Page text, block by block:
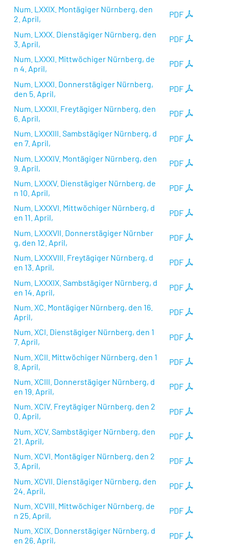
PDF
Num. LXXIX. Montägiger Nürnberg, den
2. April,
PDF
Num. LXXX. Dienstägiger Nürnberg, den
3. April,
PDF
Num. LXXXI. Mittwöchiger Nürnberg, de
n 4. April,
PDF
Num. LXXXI. Donnerstägiger Nürnberg,
den 5. April,
PDF
Num. LXXXII. Freytägiger Nürnberg, den
6. April,
PDF
Num. LXXXIII. Sambstägiger Nürnberg, d
en 7. April,
PDF
Num. LXXXIV. Montägiger Nürnberg, den
9. April,
PDF
Num. LXXXV. Dienstägiger Nürnberg, de
n 10. April,
PDF
Num. LXXXVI. Mittwöchiger Nürnberg, d
en 11. April,
PDF
Num. LXXXVII. Donnerstägiger Nürnber
g, den 12. April,
PDF
Num. LXXXVIII. Freytägiger Nürnberg, d
en 13. April,
PDF
Num. LXXXIX. Sambstägiger Nürnberg, d
en 14. April,
PDF
Num. XC. Montägiger Nürnberg, den 16.
April,
PDF
Num. XCI. Dienstägiger Nürnberg, den 1
7. April,
PDF
Num. XCII. Mittwöchiger Nürnberg, den 1
8. April,
PDF
Num. XCIII. Donnerstägiger Nürnberg, d
en 19. April,
PDF
Num. XCIV. Freytägiger Nürnberg, den 2
0. April,
PDF
Num. XCV. Sambstägiger Nürnberg, den
21. April,
PDF
Num. XCVI. Montägiger Nürnberg, den 2
3. April,
PDF
Num. XCVII. Dienstägiger Nürnberg, den
24. April,
PDF
Num. XCVIII. Mittwöchiger Nürnberg, de
n 25. April,
PDF
Num. XCIX. Donnerstägiger Nürnberg, d
en 26. April,